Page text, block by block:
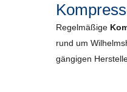
Regelmäßige
rund um
gängigen